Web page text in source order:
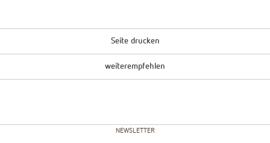
Seite drucken
weiterempfehlen
NEWSLETTER